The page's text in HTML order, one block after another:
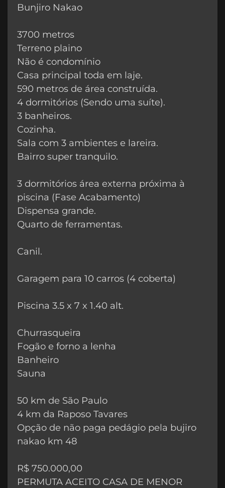
Bunjiro Nakao
3700 metros
Terreno plaino
Não é condomínio
Casa principal toda em laje.
590 metros de área construída.
4 dormitórios (Sendo uma suíte).
3 banheiros.
Cozinha.
Sala com 3 ambientes e lareira.
Bairro super tranquilo.
3 dormitórios área externa próxima à
piscina (Fase Acabamento)
Dispensa grande.
Quarto de ferramentas.
Canil.
Garagem para 10 carros (4 coberta)
Piscina 3.5 x 7 x 1.40 alt.
Churrasqueira
Fogão e forno a lenha
Banheiro
Sauna
50 km de São Paulo
4 km da Raposo Tavares
Opção de não paga pedágio pela bujiro
nakao km 48
R$ 750.000,00
PERMUTA ACEITO CASA DE MENOR